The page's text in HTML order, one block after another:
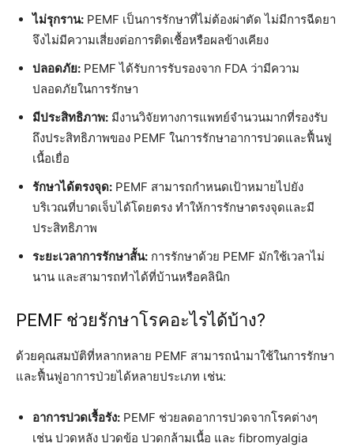
ไม่รุกราน: PEMF เป็นการรักษาที่ไม่ต้องผ่าตัด ไม่มีการฉีดยา
จึงไม่มีความเสี่ยงต่อการติดเชื้อหรือผลข้างเคียง
ปลอดภัย: PEMF ได้รับการรับรองจาก FDA ว่ามีความ
ปลอดภัยในการรักษา
มีประสิทธิภาพ: มีงานวิจัยทางการแพทย์จำนวนมากที่รองรับ
ถึงประสิทธิภาพของ PEMF ในการรักษาอาการปวดและฟื้นฟู
เนื้อเยื่อ
รักษาได้ตรงจุด: PEMF สามารถกำหนดเป้าหมายไปยัง
บริเวณที่บาดเจ็บได้โดยตรง ทำให้การรักษาตรงจุดและมี
ประสิทธิภาพ
ระยะเวลาการรักษาสั้น: การรักษาด้วย PEMF มักใช้เวลาไม่
นาน และสามารถทำได้ที่บ้านหรือคลินิก
PEMF ช่วยรักษาโรคอะไรได้บ้าง?
ด้วยคุณสมบัติที่หลากหลาย PEMF สามารถนำมาใช้ในการรักษา
และฟื้นฟูอาการป่วยได้หลายประเภท เช่น:
อาการปวดเรื้อรัง: PEMF ช่วยลดอาการปวดจากโรคต่างๆ
เช่น ปวดหลัง ปวดข้อ ปวดกล้ามเนื้อ และ fibromyalgia